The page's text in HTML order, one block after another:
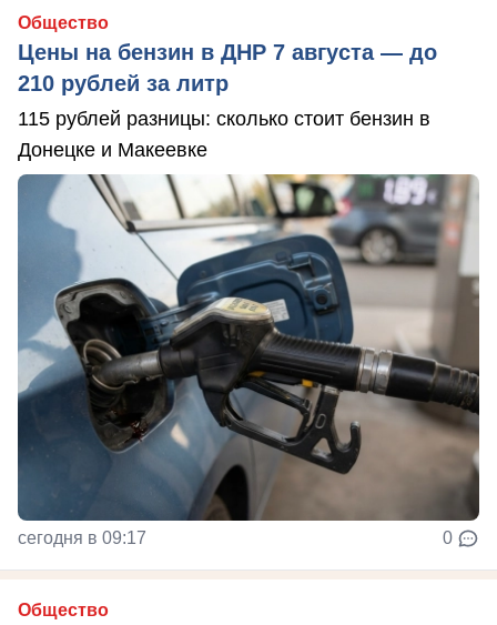
Общество
Цены на бензин в ДНР 7 августа — до
210 рублей за литр
115 рублей разницы: сколько стоит бензин в
Донецке и Макеевке
сегодня в 09:17 0
Общество